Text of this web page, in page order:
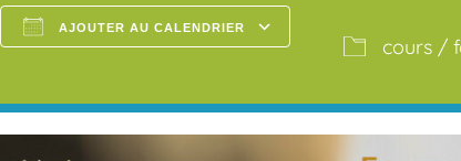
AJOUTER AU CALENDRIER
cours /